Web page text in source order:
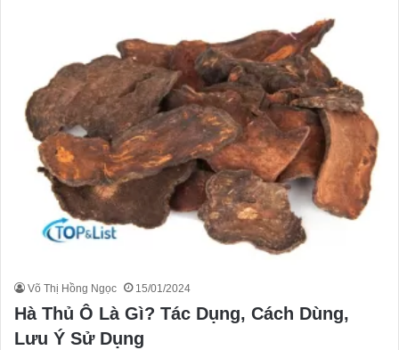
Võ Thị Hồng Ngọc 15/01/2024
Hà Thủ Ô Là Gì? Tác Dụng, Cách Dùng,
Lưu Ý Sử Dụng